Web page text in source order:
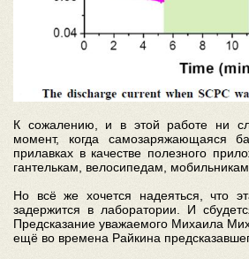
К сожалению, и в этой работе ни
момент, когда самозаряжающаяся
прилавках в качестве полезного
гантелькам, велосипедам, мобильникам
Но всё же хочется надеяться, что
задержится в лаборатории. И
Предсказание уважаемого Михаила
ещё во времена Райкина